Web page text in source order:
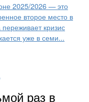
2025/2026 — это
второе место в
кризис
уже в семи...
раз в